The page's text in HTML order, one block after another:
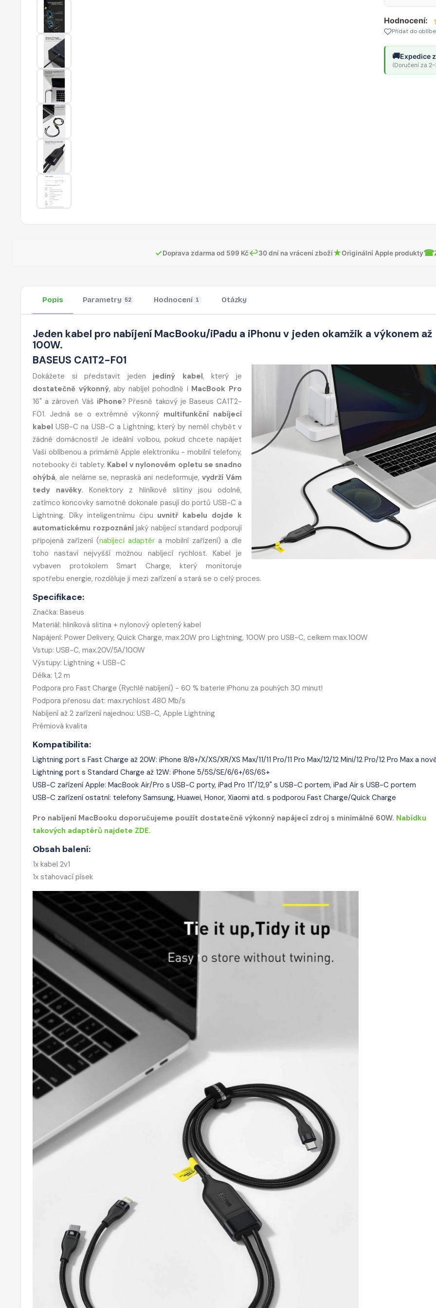
Hodnocení:
Přidat do
🚚Expedice
(Doručení za
✓Doprava zdarma od 599 Kč↩30 dní na vrácení zboží★Originální Apple produkty☎
Popis Parametry 52 Hodnocení 1 Otázky
Jeden kabel pro nabíjení MacBooku/iPadu a iPhonu v jeden okamžik a výkonem až
100W.
BASEUS CA1T2-F01
Dokážete si představit jeden jediný kabel, který je
dostatečně výkonný, aby nabíjel pohodlně i MacBook Pro
16" a zároveň Váš iPhone? Přesně takový je Baseus CA1T2-
F01. Jedná se o extrémně výkonný multifunkční nabíjecí
kabel USB-C na USB-C a Lightning, který by neměl chybět v
žádné domácnosti! Je ideální volbou, pokud chcete napájet
Vaši oblíbenou a primárně Apple elektroniku - mobilní telefony,
notebooky či tablety. Kabel v nylonovém opletu se snadno
ohýbá, ale neláme se, nepraská ani nedeformuje, vydrží Vám
tedy navěky. Konektory z hliníkové slitiny jsou odolné,
zatímco koncovky samotné dokonale pasují do portů USB-C a
Lightning. Díky inteligentnímu čipu uvnitř kabelu dojde k
automatickému rozpoznáníjaký nabíjecí standard podporují
připojená zařízení (nabíjecí adaptér a mobilní zařízení) a dle
toho nastaví nejvyšší možnou nabíjecí rychlost. Kabel je
vybaven protokolem Smart Charge, který monitoruje
spotřebu energie, rozděluje ji mezi zařízení a stará se o celý proces.
Specifikace:
Značka: Baseus
Materiál: hliníková slitina + nylonový opletený kabel
Napájení: Power Delivery, Quick Charge, max.20W pro Lightning, 100W pro USB-C, celkem max.100W
Vstup: USB-C, max.20V/5A/100W
Výstupy: Lightning + USB-C
Délka: 1,2 m
Podpora pro Fast Charge (Rychlé nabíjení) - 60 % baterie iPhonu za pouhých 30 minut!
Podpora přenosu dat: max.rychlost 480 Mb/s
Nabíjení až 2 zařízení najednou: USB-C, Apple Lightning
Prémiová kvalita
Kompatibilita:
Lightning port s Fast Charge až 20W: iPhone 8/8+/X/XS/XR/XS Max/11/11 Pro/11 Pro Max/12/12 Mini/12 Pro/12 Pro Max a
Lightning port s Standard Charge až 12W: iPhone 5/5S/SE/6/6+/6S/6S+
USB-C zařízení Apple: MacBook Air/Pro s USB-C porty, iPad Pro 11"/12,9" s USB-C portem, iPad Air s USB-C portem
USB-C zařízení ostatní: telefony Samsung, Huawei, Honor, Xiaomi atd. s podporou Fast Charge/Quick Charge
Pro nabíjení MacBooku doporučujeme použít dostatečně výkonný napájecí zdroj s minimálně 60W. Nabídku
takových adaptérů najdete ZDE.
Obsah balení:
1x kabel 2v1
1x stahovací písek